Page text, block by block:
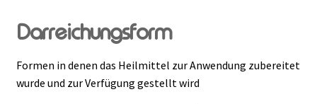
Verabreichung
Darreichungsform
Formen in denen das Heilmittel zur Anwendung zubereitet
wurde und zur Verfügung gestellt wird